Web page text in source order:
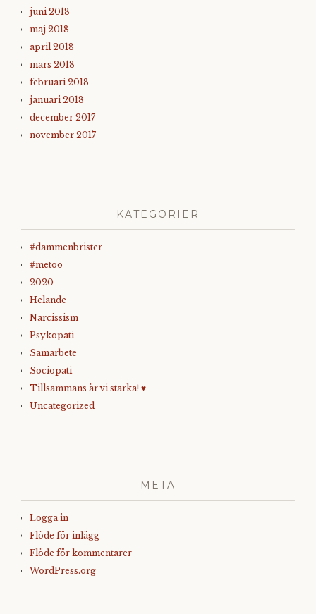
juni 2018
maj 2018
april 2018
mars 2018
februari 2018
januari 2018
december 2017
november 2017
KATEGORIER
#dammenbrister
#metoo
2020
Helande
Narcissism
Psykopati
Samarbete
Sociopati
Tillsammans är vi starka! ♥
Uncategorized
META
Logga in
Flöde för inlägg
Flöde för kommentarer
WordPress.org